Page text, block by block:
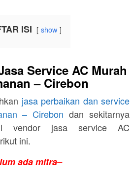
ISI show
Service AC Murah
– Cirebon
jasa perbaikan dan service
– Cirebon dan sekitarnya
vendor jasa service AC
ini.
ada mitra–